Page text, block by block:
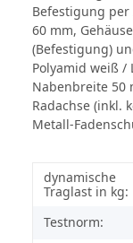
Befestigung
60 mm,
(Befestigung)
Polyamid weiß /
Nabenbreite 50
Radachse (inkl.
Metall-
dynamische
Traglast in kg:
Testnorm: